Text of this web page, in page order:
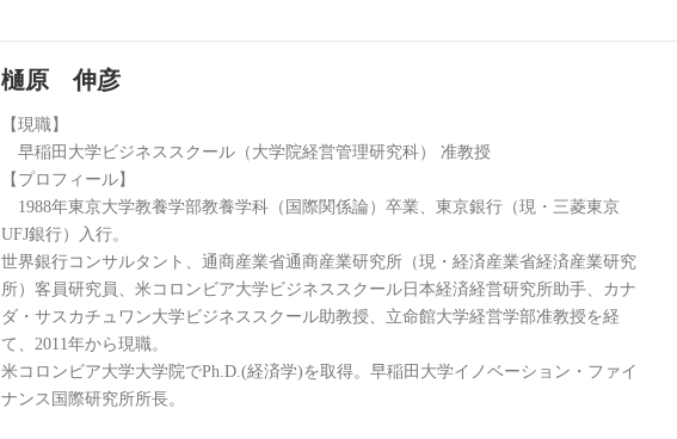
樋原 伸彦
【現職】
早稲田大学ビジネススクール（大学院経営管理研究科） 准教授
【プロフィール】
1988年東京大学教養学部教養学科（国際関係論）卒業、東京銀行（現・三菱東京
UFJ銀行）入行。
世界銀行コンサルタント、通商産業省通商産業研究所（現・経済産業省経済産業研究
所）客員研究員、米コロンビア大学ビジネススクール日本経済経営研究所助手、カナ
ダ・サスカチュワン大学ビジネススクール助教授、立命館大学経営学部准教授を経
て、2011年から現職。
米コロンビア大学大学院でPh.D.(経済学)を取得。早稲田大学イノベーション・ファイ
ナンス国際研究所所長。